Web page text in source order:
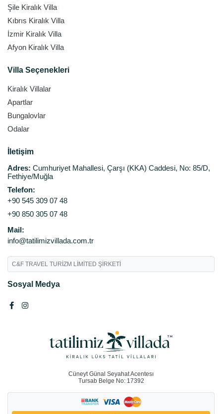
Şile Kiralık Villa
Kıbrıs Kiralık Villa
İzmir Kiralık Villa
Afyon Kiralık Villa
Villa Seçenekleri
Kiralık Villalar
Apartlar
Bungalovlar
Odalar
İletişim
Adres: Cumhuriyet Mahallesi, Çarşı (KKA) Caddesi, No: 85/D,
Fethiye/Muğla
Telefon:
+90 545 309 07 48
+90 850 305 07 48
Mail:
info@tatilimizvillada.com.tr
C&F TRAVEL TURİZM LİMİTED ŞİRKETİ
Sosyal Medya
Cüneyt Günal Seyahat Acentesı
Tursab Belge No: 17392